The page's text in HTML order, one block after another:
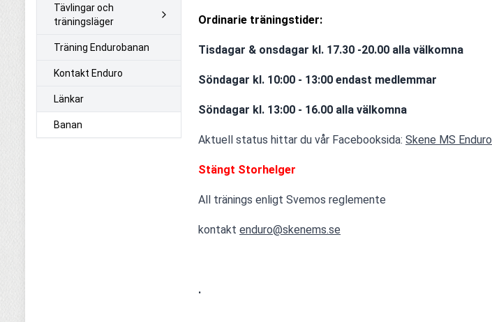
Tävlingar och
träningsläger
Träning Endurobanan
Kontakt Enduro
Länkar
Banan
Ordinarie träningstider:
Tisdagar & onsdagar kl. 17.30 -20.00 alla välkomna
Söndagar kl. 10:00 - 13:00 endast medlemmar
Söndagar kl. 13:00 - 16.00 alla välkomna
Aktuell status hittar du vår Facebooksida: Skene MS Enduro
Stängt Storhelger
All tränings enligt Svemos reglemente
kontakt enduro@skenems.se
.